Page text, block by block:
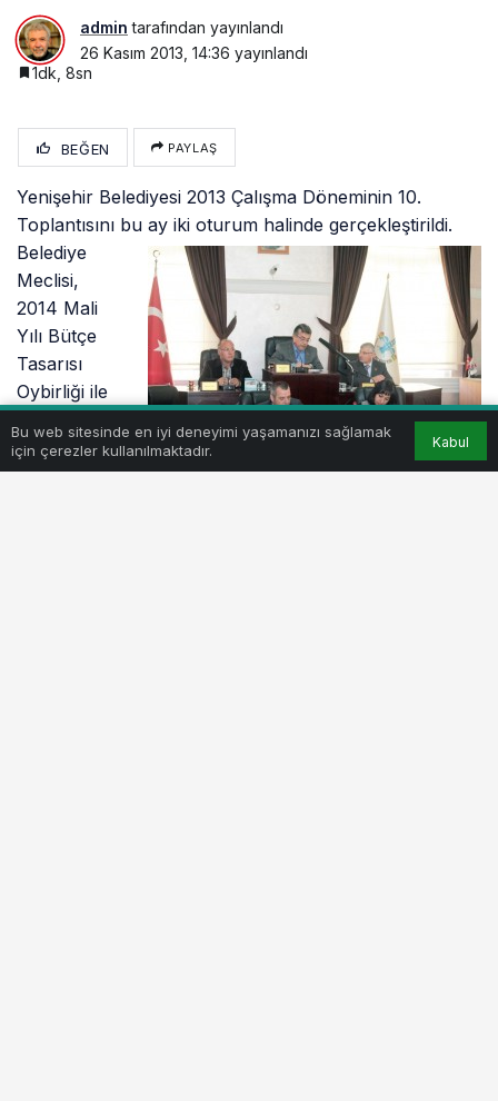
admin tarafından yayınlandı
26 Kasım 2013, 14:36 yayınlandı
1dk, 8sn
BEĞEN PAYLAŞ
Yenişehir Belediyesi 2013 Çalışma Döneminin 10.
Toplantısını bu ay iki oturum halinde gerçekleştirildi.
Belediye
Meclisi,
2014 Mali
Yılı Bütçe
Tasarısı
Oybirliği ile
2014 yılı
toplam
Bu web sitesinde en iyi deneyimi yaşamanızı sağlamak
için çerezler kullanılmaktadır.
Kabul